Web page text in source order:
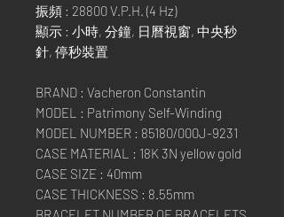
振頻 : 28800 V.P.H. (4 Hz)
顯示 : 小時, 分鐘, 日曆視窗, 中央秒
針, 停秒裝置
BRAND : Vacheron Constantin
MODEL : Patrimony Self-Winding
MODEL NUMBER : 85180/000J-9231
CASE MATERIAL : 18K 3N yellow gold
CASE SIZE : 40mm
CASE THICKNESS : 8.55mm